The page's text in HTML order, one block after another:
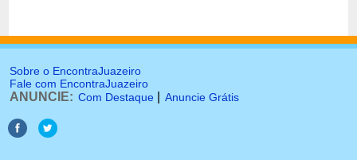
Sobre o EncontraJuazeiro
Fale com EncontraJuazeiro
ANUNCIE: Com Destaque Anuncie Grátis